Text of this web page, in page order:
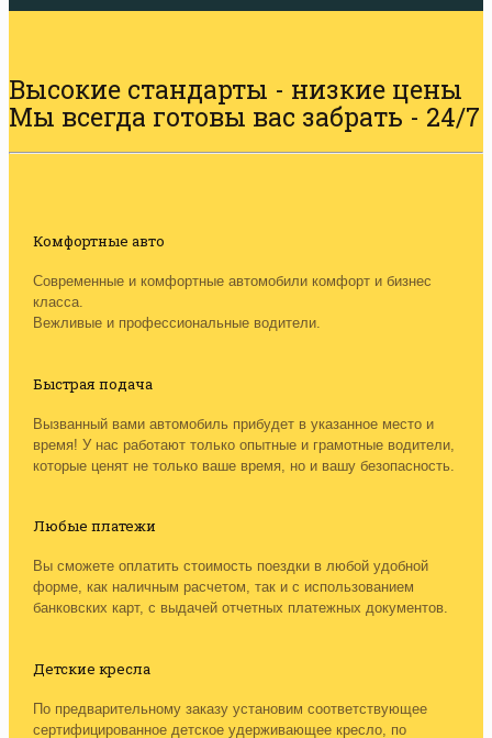
Высокие стандарты - низкие цены
Мы всегда готовы вас забрать - 24/7
Комфортные авто
Современные и комфортные автомобили комфорт и бизнес
класса.
Вежливые и профессиональные водители.
Быстрая подача
Вызванный вами автомобиль прибудет в указанное место и
время! У нас работают только опытные и грамотные водители,
которые ценят не только ваше время, но и вашу безопасность.
Любые платежи
Вы сможете оплатить стоимость поездки в любой удобной
форме, как наличным расчетом, так и с использованием
банковских карт, с выдачей отчетных платежных документов.
Детские кресла
По предварительному заказу установим соответствующее
сертифицированное детское удерживающее кресло, по